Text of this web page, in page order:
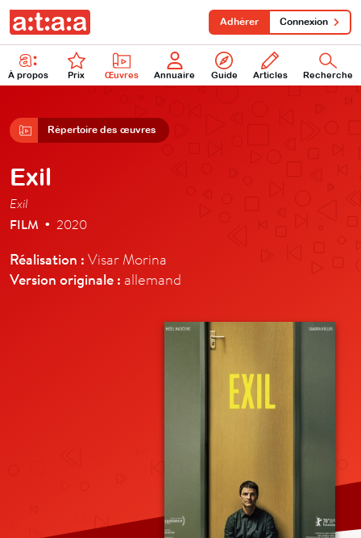
À propos Prix Œuvres Annuaire Guide Articles Recherche
Adhérer Connexion
Répertoire des œuvres
Exil
Exil
FILM • 2020
Réalisation : Visar Morina
Version originale : allemand